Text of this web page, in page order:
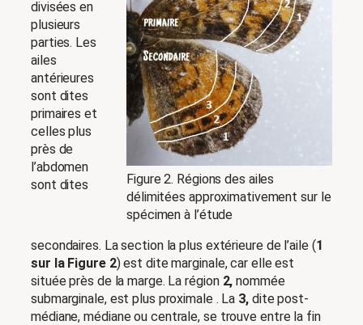
Figure 2. Régions des ailes
délimitées approximativement sur le
spécimen à l’étude
divisées en
plusieurs
parties. Les
ailes
antérieures
sont dites
primaires et
celles plus
près de
l’abdomen
sont dites
secondaires. La section la plus extérieure de l’aile (1
sur la Figure 2) est dite marginale, car elle est
située près de la marge. La région 2,nommée
submarginale, est plus proximale . La 3, dite post-
médiane, médiane ou centrale, se trouve entre la fin